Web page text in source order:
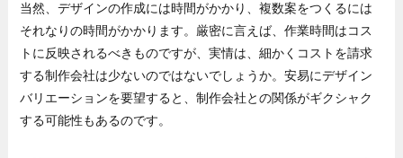
当然、デザインの作成には時間がかかり、複数案をつくるには
それなりの時間がかかります。厳密に言えば、作業時間はコス
トに反映されるべきものですが、実情は、細かくコストを請求
する制作会社は少ないのではないでしょうか。安易にデザイン
バリエーションを要望すると、制作会社との関係がギクシャク
する可能性もあるのです。